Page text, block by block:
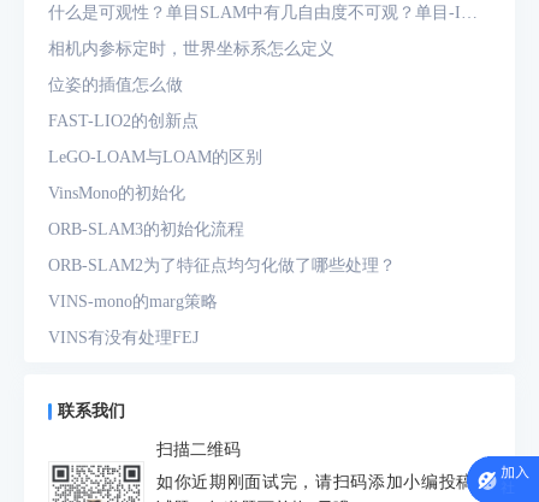
什么是可观性？单目SLAM中有几自由度不可观？单目-IMU
系统中有几自由度不可观？
相机内参标定时，世界坐标系怎么定义
位姿的插值怎么做
FAST-LIO2的创新点
LeGO-LOAM与LOAM的区别
VinsMono的初始化
ORB-SLAM3的初始化流程
ORB-SLAM2为了特征点均匀化做了哪些处理？
VINS-mono的marg策略
VINS有没有处理FEJ
预积分中的bias如何处理
为什么要进行预积分
IMU测量方程是什么？噪声模型是什么？
联系我们
扫描二维码
如你近期刚面试完，请扫码添加小编投稿面